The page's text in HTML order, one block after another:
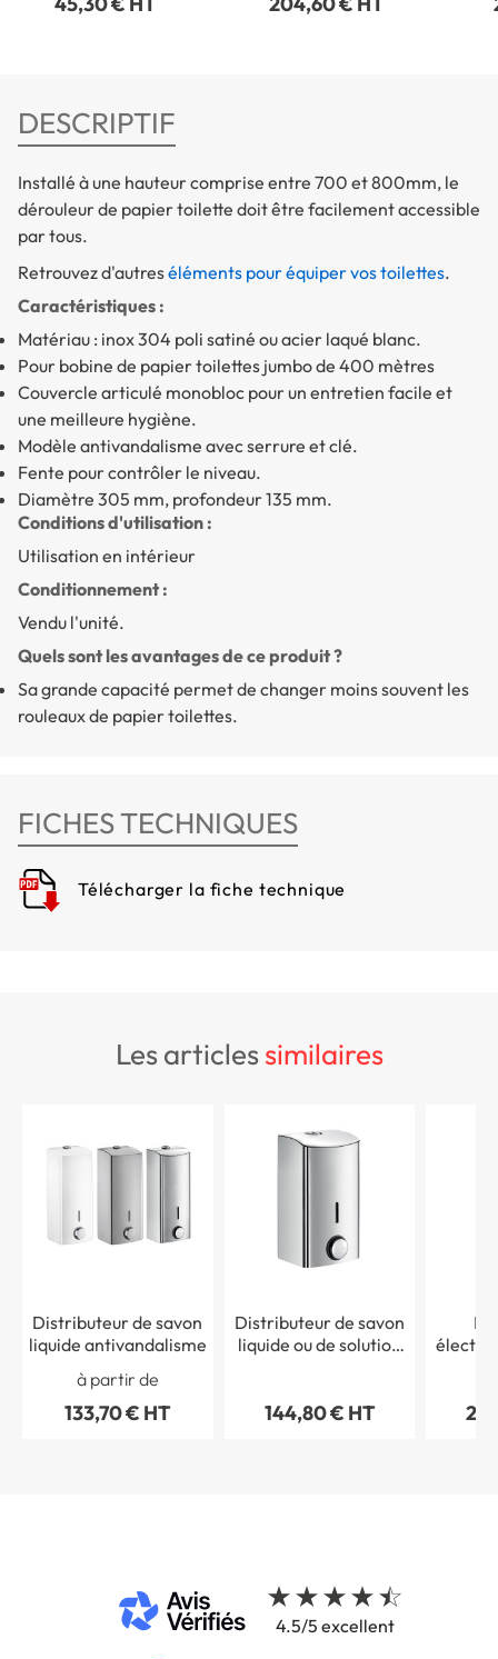
DESCRIPTIF
Installé à une hauteur comprise entre 700 et 800mm, le
dérouleur de papier toilette doit être facilement accessible
par tous.
Retrouvez d'autreséléments pour équiper vos toilettes.
Caractéristiques :
Matériau : inox 304 poli satiné ou acier laqué blanc.
Pour bobine de papier toilettes jumbo de 400 mètres
Couvercle articulé monobloc pour un entretien facile et
une meilleure hygiène.
Modèle antivandalisme avec serrure et clé.
Fente pour contrôler le niveau.
Diamètre 305 mm, profondeur 135 mm.
Conditions d'utilisation :
Utilisation en intérieur
Conditionnement :
Vendu l'unité.
Quels sont les avantages de ce produit ?
Sa grande capacité permet de changer moins souvent les
rouleaux de papier toilettes.
FICHES TECHNIQUES
Télécharger la fiche technique
les articlessimilaires
Distributeur de savon
liquide antivandalisme
à partir de
133,70 € HT
Distributeur de savon
liquide ou de solution
litre
144,80 € HT
4.5/5 excellent